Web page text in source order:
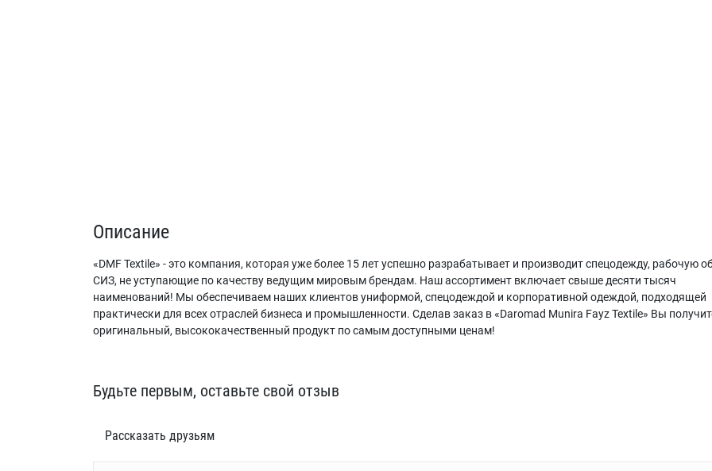
Описание
«DMF Textile» - это компания, которая уже более 15 лет успешно разрабатывает и производит спецодежду, рабочую
СИЗ, не уступающие по качеству ведущим мировым брендам. Наш ассортимент включает свыше десяти тысяч
наименований! Мы обеспечиваем наших клиентов униформой, спецодеждой и корпоративной одеждой, подходящей
практически для всех отраслей бизнеса и промышленности. Сделав заказ в «Daromad Munira Fayz Textile» Вы
оригинальный, высококачественный продукт по самым доступными ценам!
Будьте первым, оставьте свой отзыв
Рассказать друзьям